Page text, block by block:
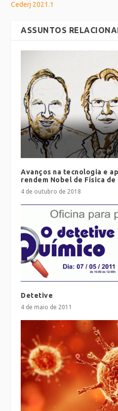
Cederj 2021.1
ASSUNTOS
Avanços na tecnologia e
rendem Nobel de Física de
4 de outubro de 2018
Detetive
4 de maio de 2011